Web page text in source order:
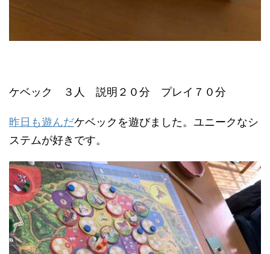
ケベック ３人 説明２０分 プレイ７０分
昨日も遊んだケベックを遊びました。ユニークなシ
ステムが好きです。